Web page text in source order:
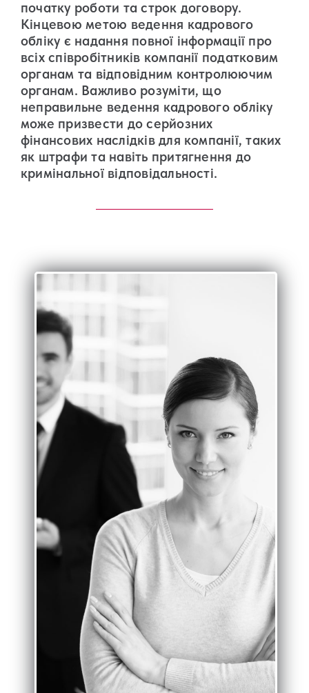
початку роботи та строк договору.
Кінцевою метою ведення кадрового
обліку є надання повної інформації про
всіх співробітників компанії податковим
органам та відповідним контролюючим
органам. Важливо розуміти, що
неправильне ведення кадрового обліку
може призвести до серйозних
фінансових наслідків для компанії, таких
як штрафи та навіть притягнення до
кримінальної відповідальності.